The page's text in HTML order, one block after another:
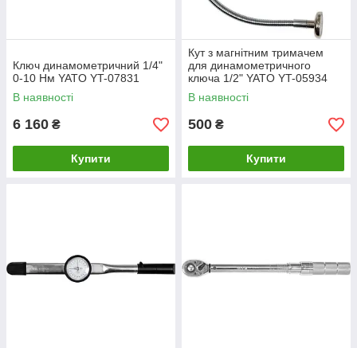
Ключ динамометричний 1/4"
0-10 Нм YATO YT-07831
В наявності
6 160 ₴
Купити
Кут з магнітним тримачем
для динамометричного
ключа 1/2" YATO YT-05934
В наявності
500 ₴
Купити